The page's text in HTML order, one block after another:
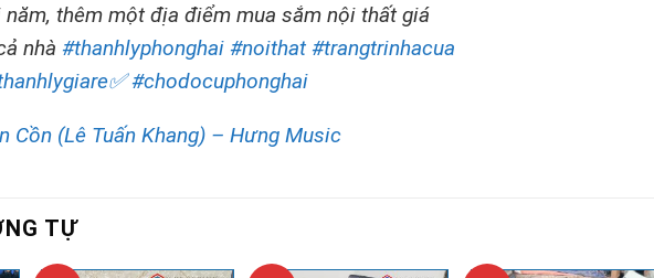
năm, thêm một địa điểm mua sắm nội thất giá
nhà #thanhlyphonghai #noithat #trangtrinhacua
#chodocuphonghai
Cồn (Lê Tuấn Khang) – Hưng Music
TỰ